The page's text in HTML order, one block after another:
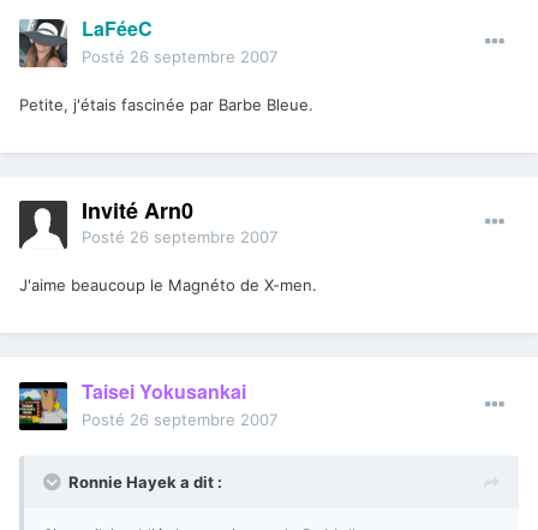
LaFéeC
Posté 26 septembre 2007
Petite, j'étais fascinée par Barbe Bleue.
Invité Arn0
Posté 26 septembre 2007
J'aime beaucoup le Magnéto de X-men.
Taisei Yokusankai
Posté 26 septembre 2007
Ronnie Hayek a dit :